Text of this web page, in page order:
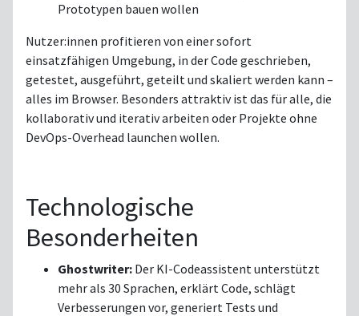
Prototypen bauen wollen
Nutzer:innen profitieren von einer sofort
einsatzfähigen Umgebung, in der Code geschrieben,
getestet, ausgeführt, geteilt und skaliert werden kann –
alles im Browser. Besonders attraktiv ist das für alle, die
kollaborativ und iterativ arbeiten oder Projekte ohne
DevOps-Overhead launchen wollen.
Technologische
Besonderheiten
Ghostwriter: Der KI-Codeassistent unterstützt
mehr als 30 Sprachen, erklärt Code, schlägt
Verbesserungen vor, generiert Tests und